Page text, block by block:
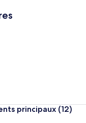
principaux (12)